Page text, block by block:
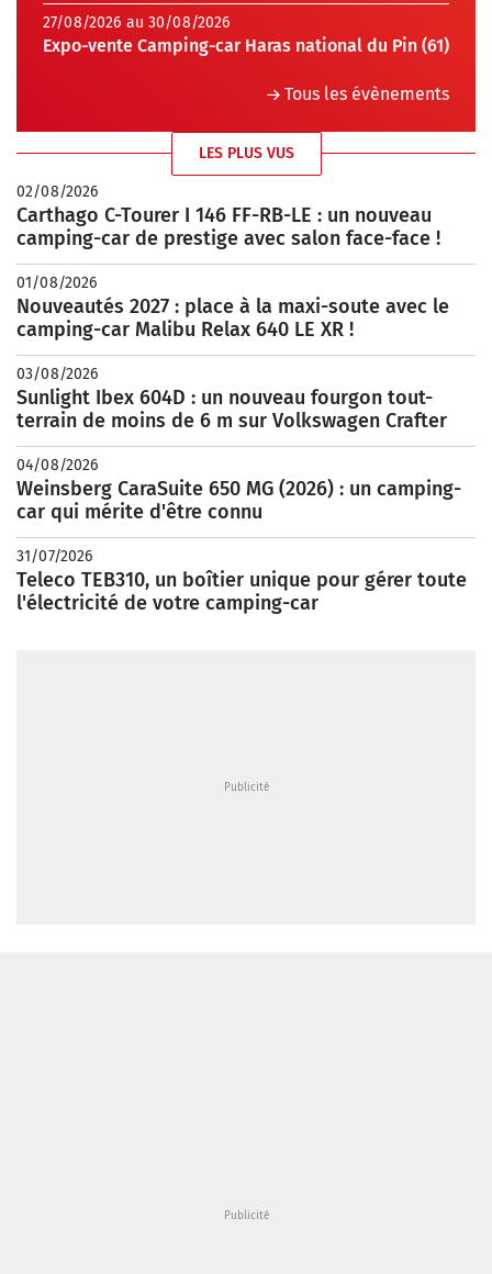
27/08/2026 au 30/08/2026
Expo-vente Camping-car Haras national du Pin (61)
Tous les évènements
LES PLUS VUS
02/08/2026
Carthago C-Tourer I 146 FF-RB-LE : un nouveau
camping-car de prestige avec salon face-face !
01/08/2026
Nouveautés 2027 : place à la maxi-soute avec le
camping-car Malibu Relax 640 LE XR !
03/08/2026
Sunlight Ibex 604D : un nouveau fourgon tout-
terrain de moins de 6 m sur Volkswagen Crafter
04/08/2026
Weinsberg CaraSuite 650 MG (2026) : un camping-
car qui mérite d'être connu
31/07/2026
Teleco TEB310, un boîtier unique pour gérer toute
l'électricité de votre camping-car